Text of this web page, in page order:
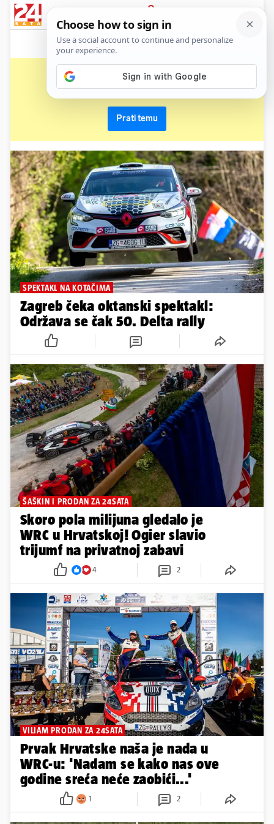
PRIJAVA
News
viliam prodan
Prati temu
SPEKTAKL NA KOTAČIMA
Zagreb čeka oktanski spektakl:
Održava se čak 50. Delta rally
ŠAŠKIN I PRODAN ZA 24SATA
Skoro pola milijuna gledalo je
WRC u Hrvatskoj! Ogier slavio
trijumf na privatnoj zabavi
4 2
VILIAM PRODAN ZA 24SATA
Prvak Hrvatske naša je nada u
WRC-u: 'Nadam se kako nas ove
godine sreća neće zaobići...'
1 2